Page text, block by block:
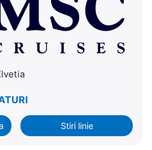
Stiri linie